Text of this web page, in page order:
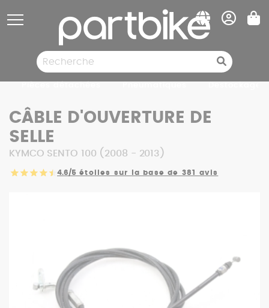
CÂBLE D'OUVERTURE DE
SELLE
KYMCO SENTO 100 (2008 - 2013)
4.6/5 étoiles sur la base de 381 avis